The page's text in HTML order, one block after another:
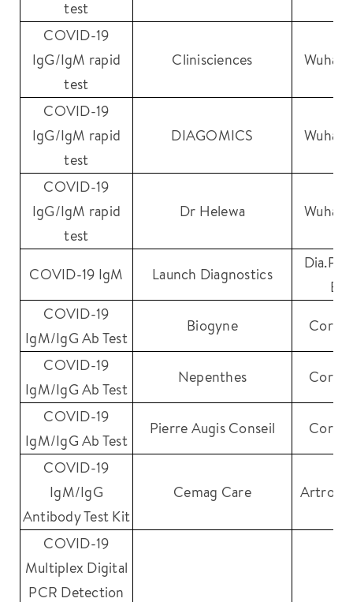
test
COVID-19
IgG/IgM rapid
test
Clinisciences Wuhan
COVID-19
IgG/IgM rapid
test
DIAGOMICS Wuhan
COVID-19
IgG/IgM rapid
test
Dr Helewa Wuhan
COVID-19 IgM Launch Diagnostics
COVID-19
IgM/IgG Ab Test
Biogyne Core
COVID-19
IgM/IgG Ab Test
Nepenthes Core
COVID-19
IgM/IgG Ab Test
Pierre Augis Conseil Core
COVID-19
IgM/IgG
Antibody Test Kit
Cemag Care Artron
COVID-19
Multiplex Digital
PCR Detection